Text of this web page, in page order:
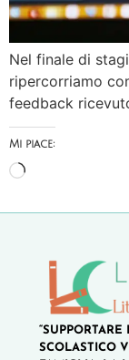
Nel finale di
ripercorriamo
feedback
Mi piace:
SCOLASTICO